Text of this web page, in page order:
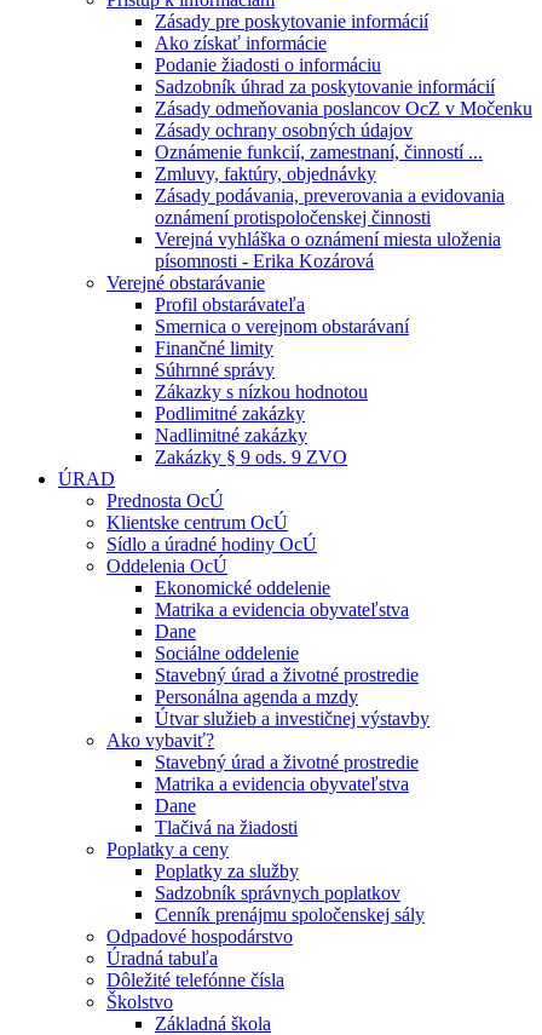
Zásady pre poskytovanie informácií
Ako získať informácie
Podanie žiadosti o informáciu
Sadzobník úhrad za poskytovanie informácií
Zásady odmeňovania poslancov OcZ v Močenku
Zásady ochrany osobných údajov
Oznámenie funkcií, zamestnaní, činností ...
Zmluvy, faktúry, objednávky
Zásady podávania, preverovania a evidovania
oznámení protispoločenskej činnosti
Verejná vyhláška o oznámení miesta uloženia
písomnosti - Erika Kozárová
Verejné obstarávanie
Profil obstarávateľa
Smernica o verejnom obstarávaní
Finančné limity
Súhrnné správy
Zákazky s nízkou hodnotou
Podlimitné zakázky
Nadlimitné zakázky
Zakázky § 9 ods. 9 ZVO
ÚRAD
Prednosta OcÚ
Klientske centrum OcÚ
Sídlo a úradné hodiny OcÚ
Oddelenia OcÚ
Ekonomické oddelenie
Matrika a evidencia obyvateľstva
Dane
Sociálne oddelenie
Stavebný úrad a životné prostredie
Personálna agenda a mzdy
Útvar služieb a investičnej výstavby
Ako vybaviť?
Stavebný úrad a životné prostredie
Matrika a evidencia obyvateľstva
Dane
Tlačivá na žiadosti
Poplatky a ceny
Poplatky za služby
Sadzobník správnych poplatkov
Cenník prenájmu spoločenskej sály
Odpadové hospodárstvo
Úradná tabuľa
Dôležité telefónne čísla
Školstvo
Základná škola